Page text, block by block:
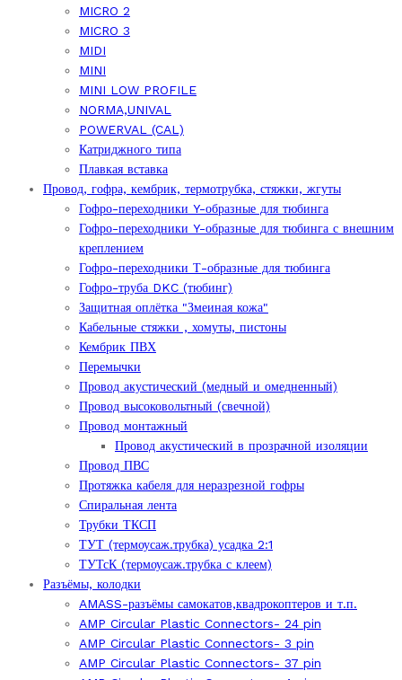
MICRO 2
MICRO 3
MIDI
MINI
MINI LOW PROFILE
NORMA,UNIVAL
POWERVAL (CAL)
Катриджного типа
Плавкая вставка
Провод, гофра, кембрик, термотрубка, стяжки, жгуты
Гофро-переходники Y-образные для тюбинга
Гофро-переходники Y-образные для тюбинга с внешним
креплением
Гофро-переходники Т-образные для тюбинга
Гофро-труба DKC (тюбинг)
Защитная оплётка "Змеиная кожа"
Кабельные стяжки , хомуты, пистоны
Кембрик ПВХ
Перемычки
Провод акустический (медный и омедненный)
Провод высоковольтный (свечной)
Провод монтажный
Провод акустический в прозрачной изоляции
Провод ПВС
Протяжка кабеля для неразрезной гофры
Спиральная лента
Трубки ТКСП
ТУТ (термоусаж.трубка) усадка 2:1
ТУТсК (термоусаж.трубка с клеем)
Разъёмы, колодки
AMASS-разъёмы самокатов,квадрокоптеров и т.п.
AMP Circular Plastic Connectors- 24 pin
AMP Circular Plastic Connectors- 3 pin
AMP Circular Plastic Connectors- 37 pin